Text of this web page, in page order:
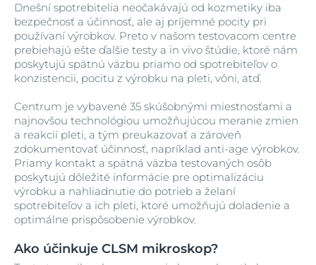
Dnešní spotrebitelia neočakávajú od kozmetiky iba
bezpečnosť a účinnosť, ale aj príjemné pocity pri
používaní výrobkov. Preto v našom testovacom centre
prebiehajú ešte ďalšie testy a in vivo štúdie, ktoré nám
poskytujú spätnú väzbu priamo od spotrebiteľov o
konzistencii, pocitu z výrobku na pleti, vôni, atď.
Centrum je vybavené 35 skúšobnými miestnosťami a
najnovšou technológiou umožňujúcou meranie zmien
a reakcií pleti, a tým preukazovať a zároveň
zdokumentovať účinnosť, napríklad anti-age výrobkov.
Priamy kontakt a spätná väzba testovaných osôb
poskytujú dôležité informácie pre optimalizáciu
výrobku a nahliadnutie do potrieb a želaní
spotrebiteľov a ich pleti, ktoré umožňujú doladenie a
optimálne prispôsobenie výrobkov.
Ako účinkuje CLSM mikroskop?